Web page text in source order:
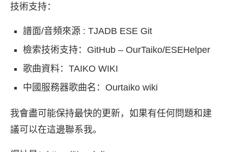
技術支持：
譜面/音頻來源 : TJADB ESE Git
檢索技術支持： GitHub – OurTaiko/ESEHelper
歌曲資料：TAIKO WIKI
中國服務器歌曲名：Ourtaiko wiki
我會盡可能保持最快的更新，如果有任何問題和建
議可以在這邊聯系我。